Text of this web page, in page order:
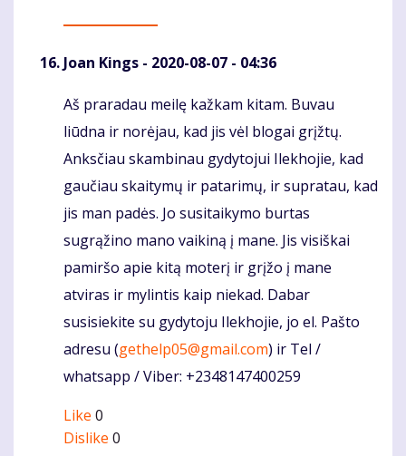
Joan Kings - 2020-08-07 - 04:36
Komentaras
Aš praradau meilę kažkam kitam. Buvau
liūdna ir norėjau, kad jis vėl blogai grįžtų.
Anksčiau skambinau gydytojui Ilekhojie, kad
gaučiau skaitymų ir patarimų, ir supratau, kad
jis man padės. Jo susitaikymo burtas
sugrąžino mano vaikiną į mane. Jis visiškai
pamiršo apie kitą moterį ir grįžo į mane
atviras ir mylintis kaip niekad. Dabar
susisiekite su gydytoju Ilekhojie, jo el. Pašto
adresu (gethelp05@gmail.com) ir Tel /
whatsapp / Viber: +2348147400259
Like 0
Dislike 0